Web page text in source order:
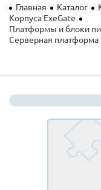
Главная Каталог
Корпуса ExeGate
Платформы и блоки
Серверная платформа